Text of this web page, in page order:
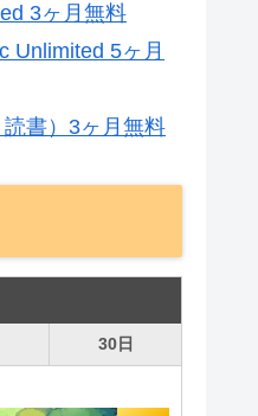
3ヶ月無料
Unlimited 5ヶ月
読書）3ヶ月無料
30日